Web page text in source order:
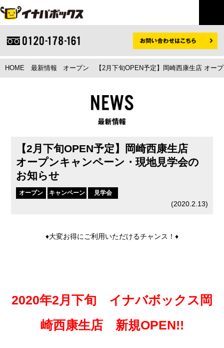
HOME 最新情報 オープン 【2月下旬OPEN予定】岡崎西康生店 オー
【2月下旬OPEN予定】岡崎西康生店
オープンキャンペーン・現地見学会の
お知らせ
オープン キャンペーン 見学会
(2020.2.13)
♦大変お得にご利用いただけるチャンス！♦
2020年2月下旬 イナバボックス岡
崎西康生店 新規OPEN!!